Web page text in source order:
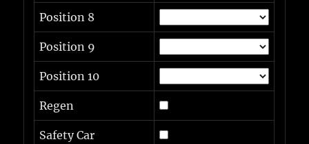
Position 8
Position 9
Position 10
Regen
Safety Car